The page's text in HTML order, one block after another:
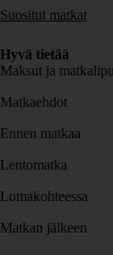
Suositut matkat
Hyvä tietää
Maksut ja
Matkaehdot
Ennen matkaa
Lentomatka
Lomakohteessa
Matkan jälkeen